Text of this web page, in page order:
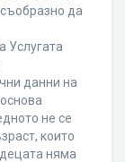
да
Услугата
данни на
не се
които
няма